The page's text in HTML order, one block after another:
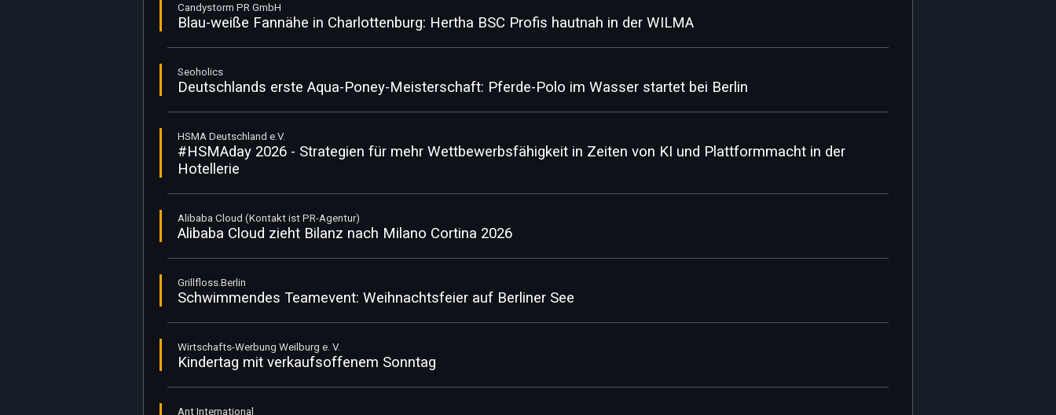
Candystorm PR GmbH
Blau-weiße Fannähe in Charlottenburg: Hertha BSC Profis hautnah in der WILMA
Seoholics
Deutschlands erste Aqua-Poney-Meisterschaft: Pferde-Polo im Wasser startet bei Berlin
HSMA Deutschland e.V.
#HSMAday 2026 - Strategien für mehr Wettbewerbsfähigkeit in Zeiten von KI und Plattformmacht in der
Hotellerie
Alibaba Cloud (Kontakt ist PR-Agentur)
Alibaba Cloud zieht Bilanz nach Milano Cortina 2026
Grillfloss.Berlin
Schwimmendes Teamevent: Weihnachtsfeier auf Berliner See
Wirtschafts-Werbung Weilburg e. V.
Kindertag mit verkaufsoffenem Sonntag
Ant International